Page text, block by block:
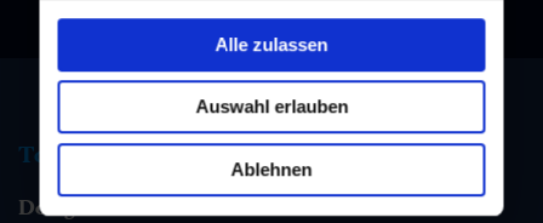
Alle zulassen
Auswahl erlauben
Ablehnen
Tourist information
Dorfgastein